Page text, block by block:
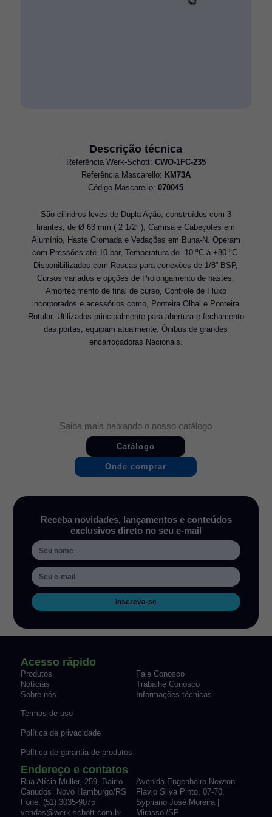
Descrição técnica
Referência Werk-Schott: CWO-1FC-235
Referência Mascarello: KM73A
Código Mascarello:070045
São cilindros leves de Dupla Ação, construídos com 3
tirantes, de Ø 63 mm ( 2 1/2” ), Camisa e Cabeçotes em
Alumínio, Haste Cromada e Vedações em Buna-N. Operam
com Pressões até 10 bar, Temperatura de -10 ⁰C à +80 ⁰C.
Disponibilizados com Roscas para conexões de 1/8” BSP,
Cursos variados e opções de Prolongamento de hastes,
Amortecimento de final de curso, Controle de Fluxo
incorporados e acessórios como, Ponteira Olhal e Ponteira
Rotular. Utilizados principalmente para abertura e fechamento
das portas, equipam atualmente, Ônibus de grandes
encarroçadoras Nacionais.
Saiba mais baixando o nosso catálogo
Catálogo
Onde comprar
Receba novidades, lançamentos e conteúdos
exclusivos direto no seu e-mail
Inscreva-se
Acesso rápido
Produtos
Fale Conosco
Notícias
Trabalhe Conosco
Sobre nós
Informações técnicas
Termos de uso
Política de privacidade
Política de garantia de produtos
Endereço e contatos
Rua Alícia Muller, 259, Bairro
Canudos Novo Hamburgo/RS
Fone: (51) 3035-9075
vendas@werk-schott.com.br
Avenida Engenheiro Newton
Flavio Silva Pinto, 07-70,
Sypriano José Moreira |
Mirassol/SP